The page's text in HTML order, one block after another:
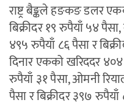
राष्ट्र बैङ्कले हङकङ डलर
बिक्रीदर १९ रुपैयाँ ५४
४९५ रुपैयाँ ८६ पैसा र
दिनार एकको खरिददर
रुपैयाँ ३१ पैसा, ओमनी
पैसा र बिक्रीदर ३९७